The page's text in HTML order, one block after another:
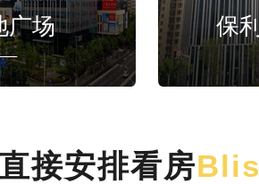
广场 保
直接安排看房